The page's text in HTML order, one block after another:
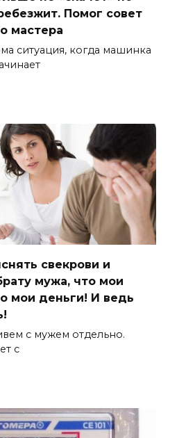
Помог совет
мастера
ситуация, когда машинка
свекрови и
мужа, что мои
мои деньги! И ведь
с мужем отдельно.
с